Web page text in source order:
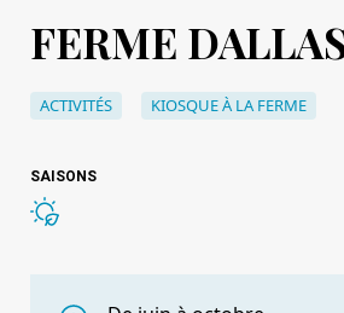
FERME
ACTIVITÉS KIOSQUE À LA FERME
SAISONS